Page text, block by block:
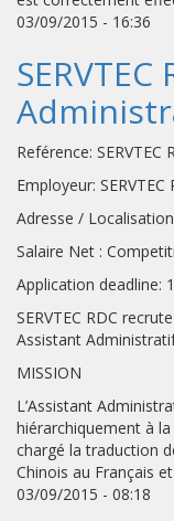
03/09/2015 - 16:36
Reférence: SERVTEC
Employeur: SERVTEC
Adresse /
Salaire Net :
Application deadline:
SERVTEC RDC
Assistant
MISSION
L’Assistant
hiérarchiquement à
chargé la traduction
Chinois au Français
03/09/2015 - 08:18